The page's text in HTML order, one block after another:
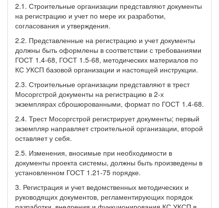
2.1. Строительные организации представляют документы
на регистрацию и учет по мере их разработки,
согласования и утверждения.
2.2. Представленные на регистрацию и учет документы
должны быть оформлены в соответствии с требованиями
ГОСТ 1.4-68, ГОСТ 1.5-68, методических материалов по
КС УКСП базовой организации и настоящей инструкции.
2.3. Строительные организации представляют в трест
Мосоргстрой документы на регистрацию в 2-х
экземплярах сброшюрованными, формат по ГОСТ 1.4-68.
2.4. Трест Мосоргстрой регистрирует документы; первый
экземпляр направляет строительной организации, второй
оставляет у себя.
2.5. Изменения, вносимые при необходимости в
документы проекта системы, должны быть произведены в
установленном ГОСТ 1.21-75 порядке.
3. Регистрация и учет ведомственных методических и
руководящих документов, регламентирующих порядок